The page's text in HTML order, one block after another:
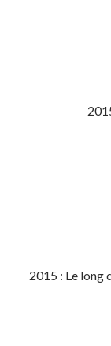
2015 : Le long